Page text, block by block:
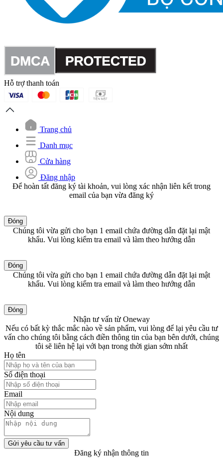
Hỗ trợ thanh toán
Trang chủ
Danh mục
Cửa hàng
Đăng nhập
Để hoàn tất đăng ký tài khoản, vui lòng xác nhận liên kết trong
email của bạn vừa đăng ký
Đóng
Chúng tôi vừa gửi cho bạn 1 email chứa đường dẫn đặt lại mật
khẩu. Vui lòng kiểm tra email và làm theo hướng dẫn
Đóng
Chúng tôi vừa gửi cho bạn 1 email chứa đường dẫn đặt lại mật
khẩu. Vui lòng kiểm tra email và làm theo hướng dẫn
Đóng
Nhận tư vấn từ Oneway
Nếu có bất kỳ thắc mắc nào về sản phẩm, vui lòng để lại yêu cầu tư
vấn cho chúng tôi bằng cách điền thông tin của bạn bên dưới, chúng
tôi sẽ liên hệ lại với bạn trong thời gian sớm nhất
Họ tên
Số điện thoại
Email
Nội dung
Gửi yêu cầu tư vấn
Đăng ký nhận thông tin